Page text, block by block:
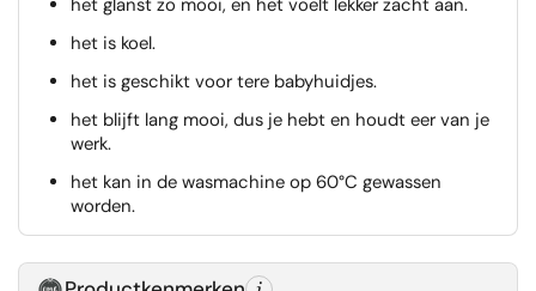
het glanst zo mooi, en het voelt lekker zacht aan.
het is koel.
het is geschikt voor tere babyhuidjes.
het blijft lang mooi, dus je hebt en houdt eer van je
werk.
het kan in de wasmachine op 60°C gewassen
worden.